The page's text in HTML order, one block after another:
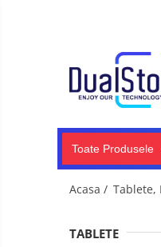
Producatori Telefoane
Telefoane mobile
Telefoane cu proiector
Telefoane (Smartphone)
Telefoane clasice
Toate Produsele
Acasa / Tablete,
TABLETE